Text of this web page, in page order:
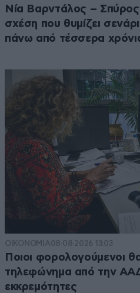
Νία Βαρντάλος –
σχέση που θυμίζει
πάνω από τέσσερα
ΟΙΚΟΝΟΜΙΑ08·08·2026 13:03
Ποιοι φορολογούμενοι
τηλεφώνημα από την
εκκρεμότητες